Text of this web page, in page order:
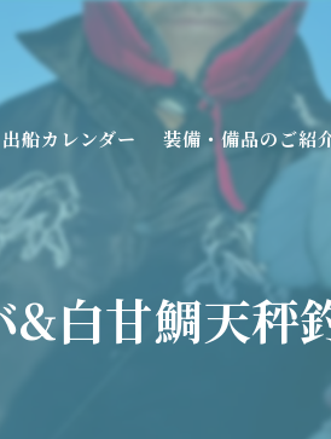
出船カレンダー 装備・備品のご紹
&白甘鯛天秤